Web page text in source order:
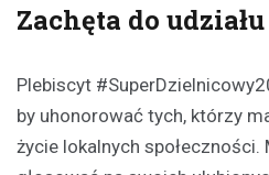
Zachęta do
Plebiscyt
by uhonorować tych, którzy
życie lokalnych społeczności.